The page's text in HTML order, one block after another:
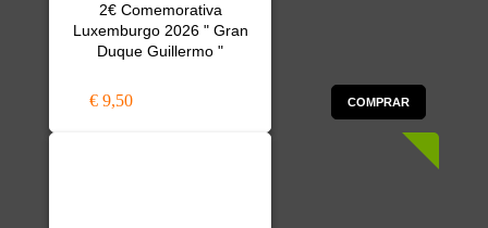
2€ Comemorativa
Luxemburgo 2026 " Gran
Duque Guillermo "
€ 9,50 COMPRAR